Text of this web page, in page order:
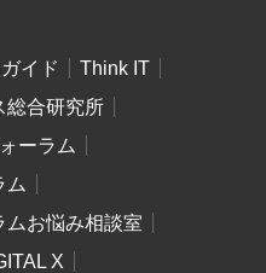
イド
Think IT
総合研究所
ーラム
ム
ムお悩み相談室
X